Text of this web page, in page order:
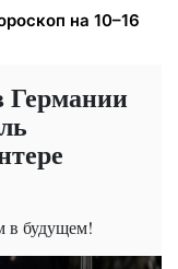
на 10–16
Германии
в будущем!